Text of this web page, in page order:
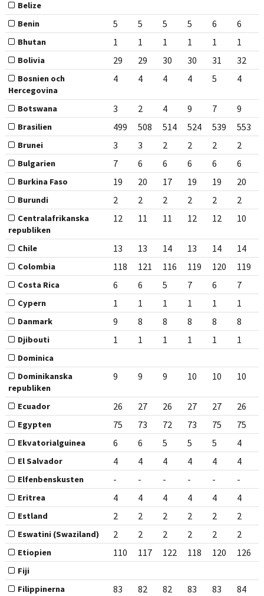
Belize
Benin
5 5 5 5 6 6
Bhutan 1 1 1 1 1 1
Bolivia 29 29 30 30 31 32
Bosnien och
Hercegovina
4 4 4 4 5 4
Botswana 3 2 4 9 7 9
Brasilien 499 508 514 524 539 553
Brunei 3 3 2 2 2 2
Bulgarien 7 6 6 6 6 6
Burkina Faso 19 20 17 19 19 20
Burundi 2 2 2 2 2 2
Centralafrikanska
republiken
12 11 11 12 12 10
Chile 13 13 14 13 14 14
Colombia 118 121 116 119 120 119
Costa Rica 6 6 5 7 6 7
Cypern 1 1 1 1 1 1
Danmark 9 8 8 8 8 8
Djibouti 1 1 1 1 1 1
Dominica
Dominikanska
republiken
9 9 9 10 10 10
Ecuador 26 27 26 27 27 26
Egypten 75 73 72 73 75 75
Ekvatorialguinea 6 6 5 5 5 4
El Salvador 4 4 4 4 4 4
Elfenbenskusten - - - - - -
Eritrea 4 4 4 4 4 4
Estland 2 2 2 2 2 2
Eswatini (Swaziland) 2 2 2 2 2 2
Etiopien 110 117 122 118 120 126
Fiji
Filippinerna
83 82 82 83 83 84